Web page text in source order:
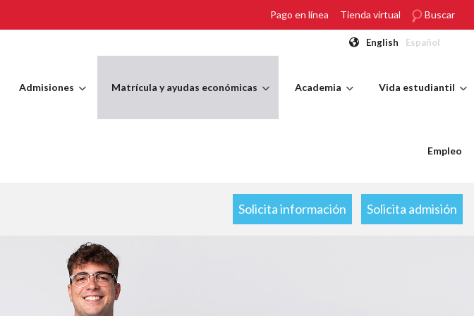
Pago en línea Tienda virtual Buscar
English Español
Admisiones Matrícula y ayudas económicas Academia Vida estudiantil
Empleo
Solicita información Solicita admisión